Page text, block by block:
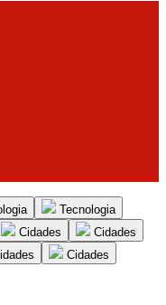
Tecnologia
Cidades
Cidades
Cidades